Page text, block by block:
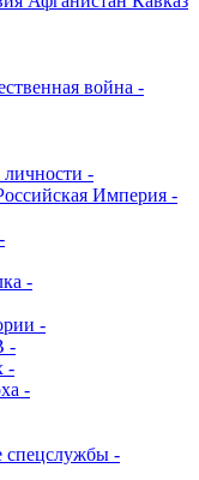
война -
-
Империя -
-
-
-
-
-
-